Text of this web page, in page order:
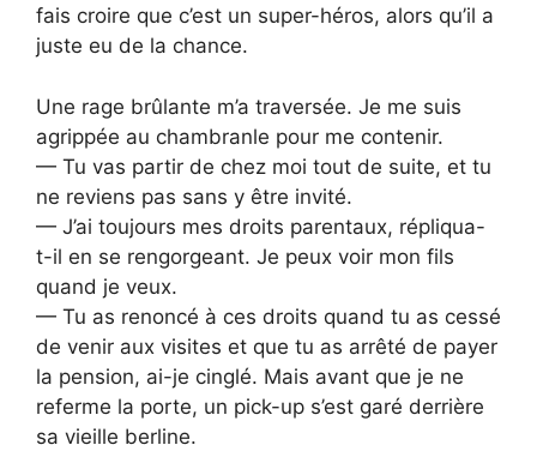
fais croire que c’est un super-héros, alors qu’il a
juste eu de la chance.
Une rage brûlante m’a traversée. Je me suis
agrippée au chambranle pour me contenir.
— Tu vas partir de chez moi tout de suite, et tu
ne reviens pas sans y être invité.
— J’ai toujours mes droits parentaux, répliqua-
t-il en se rengorgeant. Je peux voir mon fils
quand je veux.
— Tu as renoncé à ces droits quand tu as cessé
de venir aux visites et que tu as arrêté de payer
la pension, ai-je cinglé. Mais avant que je ne
referme la porte, un pick-up s’est garé derrière
sa vieille berline.